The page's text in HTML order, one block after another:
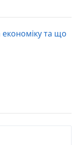
та що